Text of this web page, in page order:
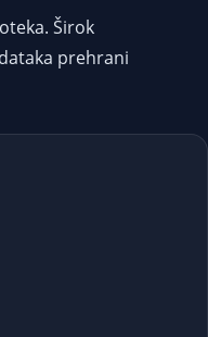
Širok
prehrani